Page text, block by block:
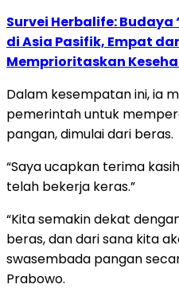
Survei Herbalife: Budaya
di Asia Pasifik, Empat
Memprioritaskan
Dalam kesempatan ini, ia
pemerintah untuk
pangan, dimulai dari beras.
“Saya ucapkan terima
telah bekerja keras.”
“Kita semakin dekat
beras, dan dari sana kita
swasembada pangan
Prabowo.